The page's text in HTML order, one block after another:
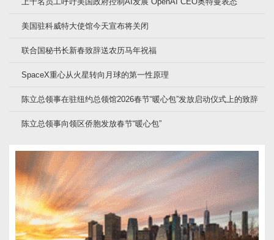
美国驻科威特大使馆今天宣布将关闭
联合国秘书长新春致辞送农历马年祝福
SpaceX重心从火星转向月球的第一性原理
陈立总领事在驻纽约总领馆2026春节“暖心包”发放启动仪式上的致辞
陈立总领事向领区侨胞发放春节“暖心包”